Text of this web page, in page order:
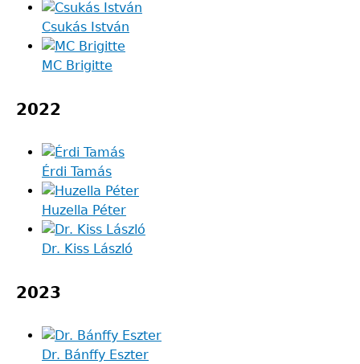
Csukás István
MC Brigitte
2022
Érdi Tamás
Huzella Péter
Dr. Kiss László
2023
Dr. Bánffy Eszter